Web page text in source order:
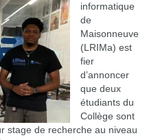
informatique
de
Maisonneuve
(LRIMa) est
fier
d’annoncer
que deux
étudiants du
Collège sont
stage de recherche au niveau